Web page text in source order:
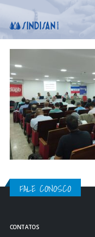
FALE CONOSCO
CONTATOS